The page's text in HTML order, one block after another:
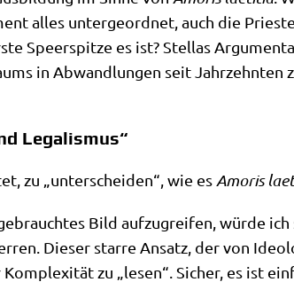
alles unter­ge­ord­net, auch die
Speer­spit­ze es ist? Stel­las
in Abwand­lun­gen seit Jahr­zehn­ten
Legalismus“
zu „unter­schei­den“, wie es Amo­ris
Bild auf­zu­grei­fen, wür­de
Die­ser star­re Ansatz, der von
zu „lesen“. Sicher, es ist